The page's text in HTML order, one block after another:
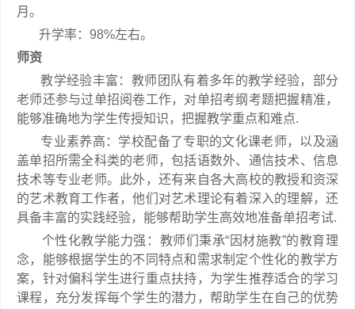
月。
升学率：98%左右。
师资
教学经验丰富：教师团队有着多年的教学经验，部分
老师还参与过单招阅卷工作，对单招考纲考题把握精准，
能够准确地为学生传授知识，把握教学重点和难点.
专业素养高：学校配备了专职的文化课老师，以及涵
盖单招所需全科类的老师，包括语数外、通信技术、信息
技术等专业老师。此外，还有来自各大高校的教授和资深
的艺术教育工作者，他们对艺术理论有着深入的理解，还
具备丰富的实践经验，能够帮助学生高效地准备单招考试.
个性化教学能力强：教师们秉承“因材施教”的教育理
念，能够根据学生的不同特点和需求制定个性化的教学方
案，针对偏科学生进行重点扶持，为学生推荐适合的学习
课程，充分发挥每个学生的潜力，帮助学生在自己的优势